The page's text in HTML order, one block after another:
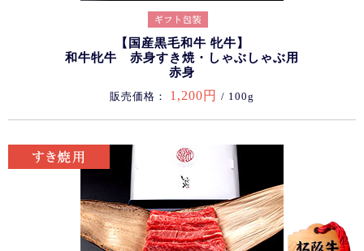
【国産黒毛和牛 牝牛】
和牛牝牛 赤身すき焼・しゃぶしゃぶ用
赤身
販売価格： 1,200円 / 100g